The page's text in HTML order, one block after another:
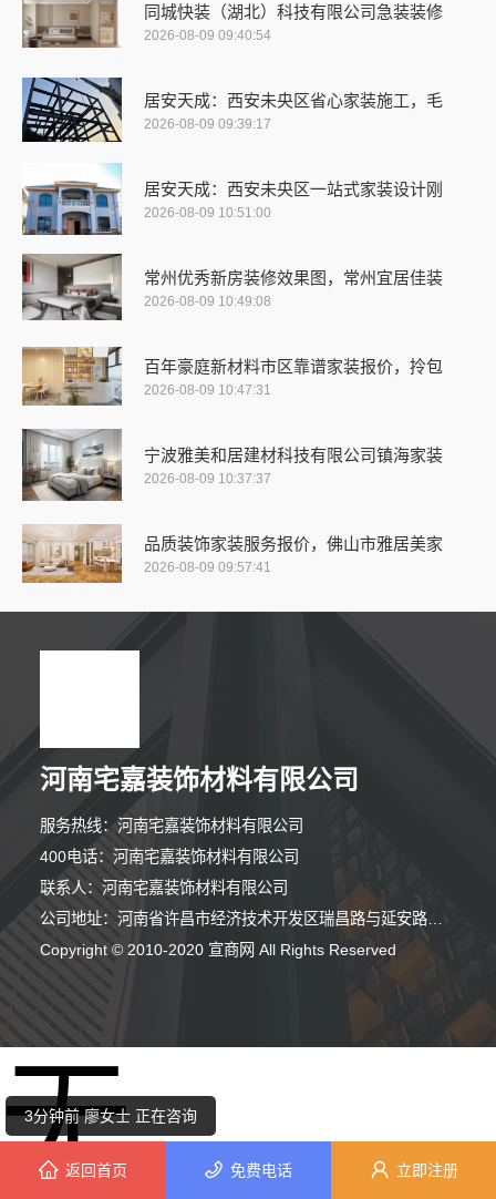
同城快装（湖北）科技有限公司急装装修
2026-08-09 09:40:54
居安天成：西安未央区省心家装施工，毛
2026-08-09 09:39:17
居安天成：西安未央区一站式家装设计刚
2026-08-09 10:51:00
常州优秀新房装修效果图，常州宜居佳装
2026-08-09 10:49:08
百年豪庭新材料市区靠谱家装报价，拎包
2026-08-09 10:47:31
宁波雅美和居建材科技有限公司镇海家装
2026-08-09 10:37:37
品质装饰家装服务报价，佛山市雅居美家
2026-08-09 09:57:41
河南宅嘉装饰材料有限公司
服务热线：河南宅嘉装饰材料有限公司
400电话：河南宅嘉装饰材料有限公司
联系人：河南宅嘉装饰材料有限公司
公司地址：河南省许昌市经济技术开发区瑞昌路与延安路交叉口向西200米路北008号许昌泷阳实业有限公司院内南侧厂房西部1栋101室
Copyright © 2010-2020 宣商网 All Rights Reserved
10分钟前 潘先生 正在咨询
10分钟前 廖先生 正在咨询
10分钟前 刘小姐 正在咨询
5分钟前 张小姐 正在咨询
返回首页 免费电话 立即注册
无